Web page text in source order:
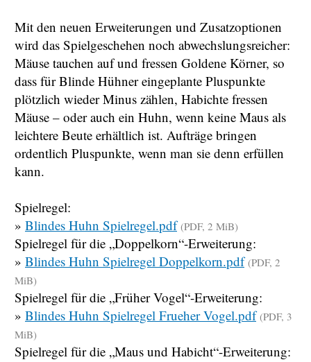
Mit den neuen Erweiterungen und Zusatzoptionen
wird das Spielgeschehen noch abwechslungs­reicher:
Mäuse tauchen auf und fressen Goldene Körner, so
dass für Blinde Hühner eingeplante Pluspunkte
plötzlich wieder Minus zählen, Habichte fressen
Mäuse – oder auch ein Huhn, wenn keine Maus als
leichtere Beute erhältlich ist. Aufträge bringen
ordentlich Pluspunkte, wenn man sie denn erfüllen
kann.
Spielregel:
» Blindes Huhn Spielregel.pdf (PDF, 2 MiB)
Spielregel für die „Doppelkorn“-Erweiterung:
» Blindes Huhn Spielregel Doppelkorn.pdf (PDF, 2
MiB)
Spielregel für die „Früher Vogel“-Erweiterung:
» Blindes Huhn Spielregel Frueher Vogel.pdf (PDF, 3
MiB)
Spielregel für die „Maus und Habicht“-Erweiterung: